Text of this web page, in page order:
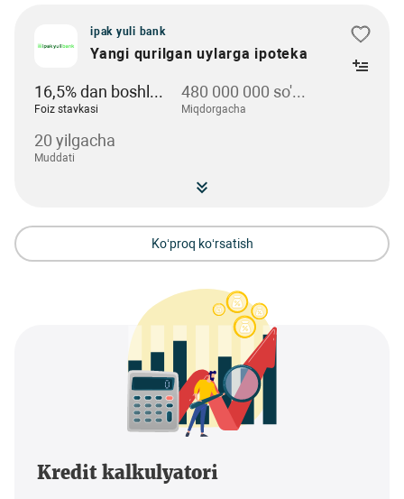
ipak yuli bank
Yangi qurilgan uylarga ipoteka
16,5% dan boshl...
Foiz stavkasi
480 000 000 so'...
Miqdorgacha
20 yilgacha
Muddati
Ko‘proq ko‘rsatish
Kredit kalkulyatori